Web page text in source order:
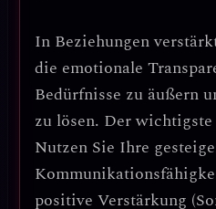
In Beziehungen
die emotionale
Bedürfnisse zu äußern
zu lösen. Der
Nutzen Sie Ihre
positive Verstärkung